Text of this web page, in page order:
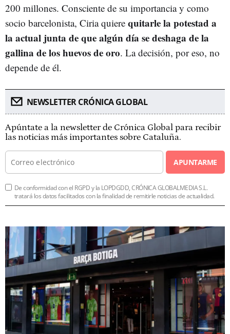
200 millones. Consciente de su importancia y como
socio barcelonista, Ciria quiere quitarle la potestad a
la actual junta de que algún día se deshaga de la
gallina de los huevos de oro. La decisión, por eso, no
depende de él.
NEWSLETTER CRÓNICA GLOBAL
Apúntate a la newsletter de Crónica Global para recibir
las noticias más importantes sobre Cataluña.
APUNTARME
De conformidad con el RGPD y la LOPDGDD, CRÓNICA GLOBALMEDIA S.L.
tratará los datos facilitados con la finalidad de remitirle noticias de actualidad.